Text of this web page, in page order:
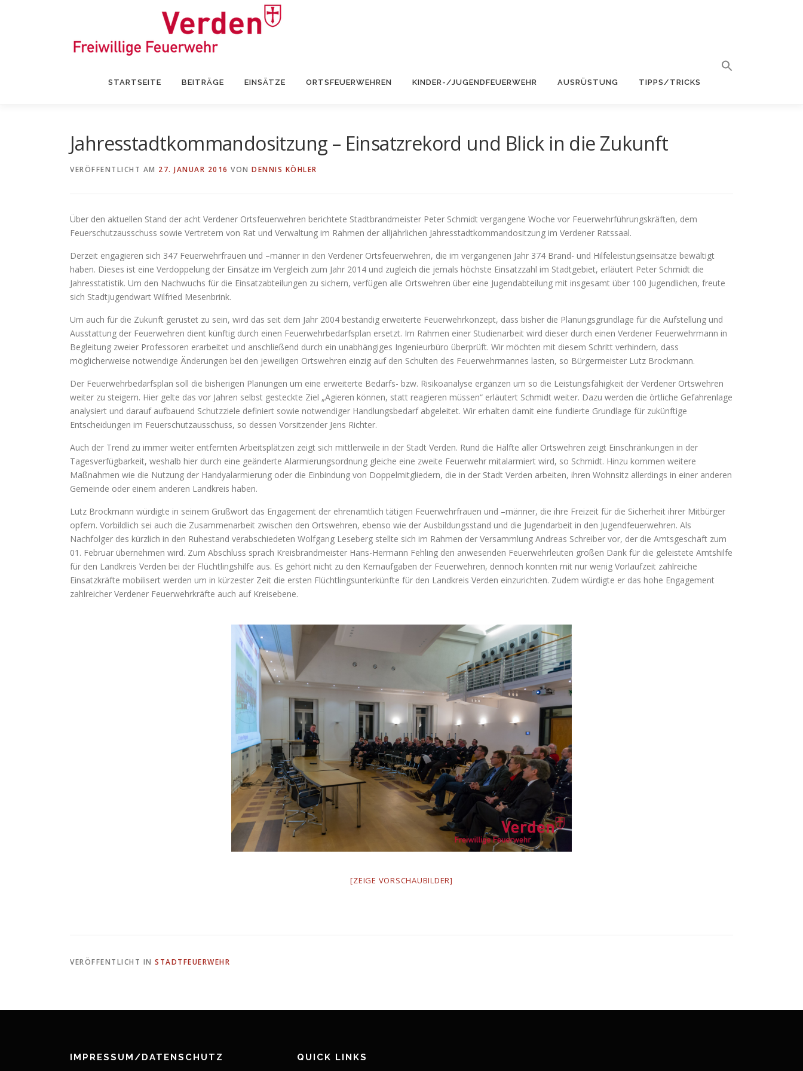
STARTSEITE BEITRÄGE EINSÄTZE ORTSFEUERWEHREN KINDER-/JUGENDFEUERWEHR AUSRÜSTUNG TIPPS/TRICKS
Jahresstadtkommandositzung – Einsatzrekord und Blick in die Zukunft
VERÖFFENTLICHT AM 27. JANUAR 2016 VON DENNIS KÖHLER
Über den aktuellen Stand der acht Verdener Ortsfeuerwehren berichtete Stadtbrandmeister Peter Schmidt vergangene Woche vor Feuerwehrführungskräften, dem
Feuerschutzausschuss sowie Vertretern von Rat und Verwaltung im Rahmen der alljährlichen Jahresstadtkommandositzung im Verdener Ratssaal.
Derzeit engagieren sich 347 Feuerwehrfrauen und –männer in den Verdener Ortsfeuerwehren, die im vergangenen Jahr 374 Brand- und Hilfeleistungseinsätze bewältigt
haben. Dieses ist eine Verdoppelung der Einsätze im Vergleich zum Jahr 2014 und zugleich die jemals höchste Einsatzzahl im Stadtgebiet, erläutert Peter Schmidt die
Jahresstatistik. Um den Nachwuchs für die Einsatzabteilungen zu sichern, verfügen alle Ortswehren über eine Jugendabteilung mit insgesamt über 100 Jugendlichen, freute
sich Stadtjugendwart Wilfried Mesenbrink.
Um auch für die Zukunft gerüstet zu sein, wird das seit dem Jahr 2004 beständig erweiterte Feuerwehrkonzept, dass bisher die Planungsgrundlage für die Aufstellung und
Ausstattung der Feuerwehren dient künftig durch einen Feuerwehrbedarfsplan ersetzt. Im Rahmen einer Studienarbeit wird dieser durch einen Verdener Feuerwehrmann in
Begleitung zweier Professoren erarbeitet und anschließend durch ein unabhängiges Ingenieurbüro überprüft. Wir möchten mit diesem Schritt verhindern, dass
möglicherweise notwendige Änderungen bei den jeweiligen Ortswehren einzig auf den Schulten des Feuerwehrmannes lasten, so Bürgermeister Lutz Brockmann.
Der Feuerwehrbedarfsplan soll die bisherigen Planungen um eine erweiterte Bedarfs- bzw. Risikoanalyse ergänzen um so die Leistungsfähigkeit der Verdener Ortswehren
weiter zu steigern. Hier gelte das vor Jahren selbst gesteckte Ziel „Agieren können, statt reagieren müssen“ erläutert Schmidt weiter. Dazu werden die örtliche Gefahrenlage
analysiert und darauf aufbauend Schutzziele definiert sowie notwendiger Handlungsbedarf abgeleitet. Wir erhalten damit eine fundierte Grundlage für zukünftige
Entscheidungen im Feuerschutzausschuss, so dessen Vorsitzender Jens Richter.
Auch der Trend zu immer weiter entfernten Arbeitsplätzen zeigt sich mittlerweile in der Stadt Verden. Rund die Hälfte aller Ortswehren zeigt Einschränkungen in der
Tagesverfügbarkeit, weshalb hier durch eine geänderte Alarmierungsordnung gleiche eine zweite Feuerwehr mitalarmiert wird, so Schmidt. Hinzu kommen weitere
Maßnahmen wie die Nutzung der Handyalarmierung oder die Einbindung von Doppelmitgliedern, die in der Stadt Verden arbeiten, ihren Wohnsitz allerdings in einer anderen
Gemeinde oder einem anderen Landkreis haben.
Lutz Brockmann würdigte in seinem Grußwort das Engagement der ehrenamtlich tätigen Feuerwehrfrauen und –männer, die ihre Freizeit für die Sicherheit ihrer Mitbürger
opfern. Vorbildlich sei auch die Zusammenarbeit zwischen den Ortswehren, ebenso wie der Ausbildungsstand und die Jugendarbeit in den Jugendfeuerwehren. Als
Nachfolger des kürzlich in den Ruhestand verabschiedeten Wolfgang Leseberg stellte sich im Rahmen der Versammlung Andreas Schreiber vor, der die Amtsgeschäft zum
01. Februar übernehmen wird. Zum Abschluss sprach Kreisbrandmeister Hans-Hermann Fehling den anwesenden Feuerwehrleuten großen Dank für die geleistete Amtshilfe
für den Landkreis Verden bei der Flüchtlingshilfe aus. Es gehört nicht zu den Kernaufgaben der Feuerwehren, dennoch konnten mit nur wenig Vorlaufzeit zahlreiche
Einsatzkräfte mobilisert werden um in kürzester Zeit die ersten Flüchtlingsunterkünfte für den Landkreis Verden einzurichten. Zudem würdigte er das hohe Engagement
zahlreicher Verdener Feuerwehrkräfte auch auf Kreisebene.
[ZEIGE VORSCHAUBILDER]
VERÖFFENTLICHT IN STADTFEUERWEHR
IMPRESSUM/DATENSCHUTZ QUICK LINKS